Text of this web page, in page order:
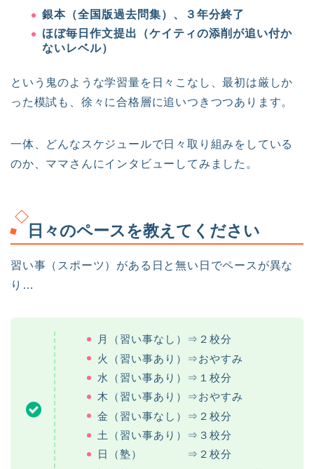
銀本（全国版過去問集）、３年分終了
ほぼ毎日作文提出（ケイティの添削が追い付か
ないレベル）
という鬼のような学習量を日々こなし、最初は厳しか
った模試も、徐々に合格層に追いつきつつあります。
一体、どんなスケジュールで日々取り組みをしている
のか、ママさんにインタビューしてみました。
日々のペースを教えてください
習い事（スポーツ）がある日と無い日でペースが異な
り…
月（習い事なし）⇒２校分
火（習い事あり）⇒おやすみ
水（習い事あり）⇒１校分
木（習い事あり）⇒おやすみ
金（習い事なし）⇒２校分
土（習い事あり）⇒３校分
日（塾） ⇒２校分